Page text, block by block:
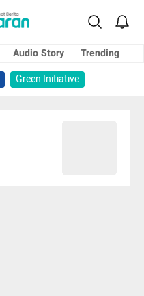
Audio Story
Trending
Green Initiative